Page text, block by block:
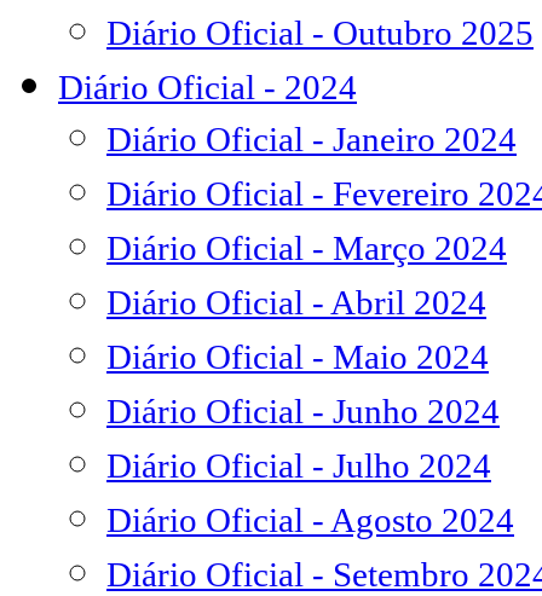
Diário Oficial - Outubro 2025
Diário Oficial - 2024
Diário Oficial - Janeiro 2024
Diário Oficial - Fevereiro
Diário Oficial - Março 2024
Diário Oficial - Abril 2024
Diário Oficial - Maio 2024
Diário Oficial - Junho 2024
Diário Oficial - Julho 2024
Diário Oficial - Agosto 2024
Diário Oficial - Setembro